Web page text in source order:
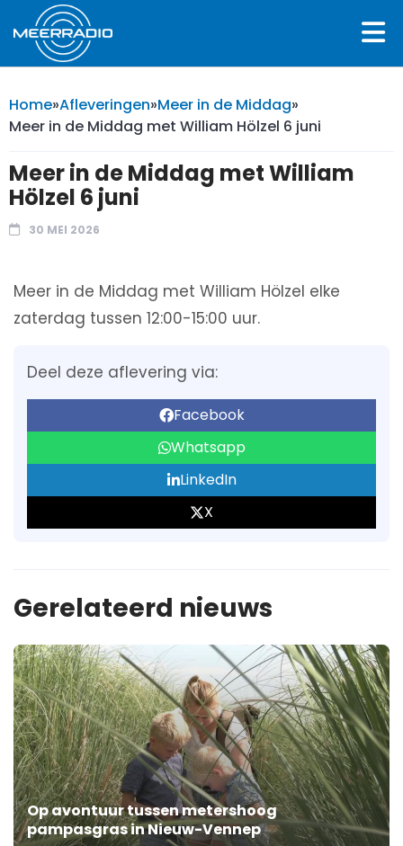
Home»Afleveringen»Meer in de Middag»
Meer in de Middag met William Hölzel 6 juni
Meer in de Middag met William
Hölzel 6 juni
30 MEI 2026
Meer in de Middag met William Hölzel elke
zaterdag tussen 12:00-15:00 uur.
Deel deze aflevering via:
Facebook
Whatsapp
LinkedIn
X
Gerelateerd nieuws
Op avontuur tussen metershoog
pampasgras in Nieuw-Vennep